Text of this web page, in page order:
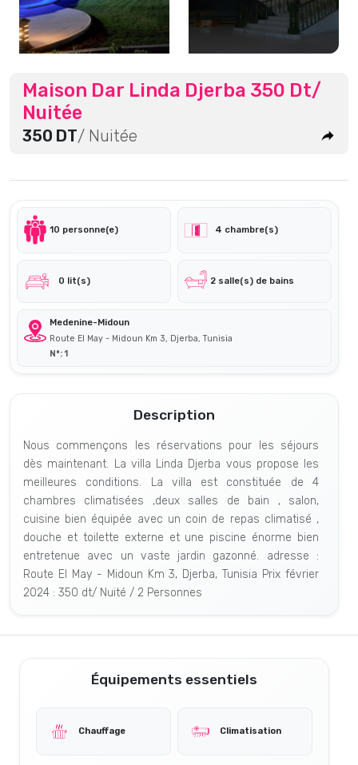
Maison Dar Linda Djerba 350 Dt/
Nuitée
350 DT/ Nuitée
10 personne(e) 4 chambre(s)
0 lit(s) 2 salle(s) de bains
Medenine-Midoun
Route El May - Midoun Km 3, Djerba, Tunisia
N°: 1
Description
Nous commençons les réservations pour les séjours
dès maintenant. La villa Linda Djerba vous propose les
meilleures conditions. La villa est constituée de 4
chambres climatisées ,deux salles de bain , salon,
cuisine bien équipée avec un coin de repas climatisé ,
douche et toilette externe et une piscine énorme bien
entretenue avec un vaste jardin gazonné. adresse :
Route El May - Midoun Km 3, Djerba, Tunisia Prix février
2024 : 350 dt/ Nuité / 2 Personnes
Équipements essentiels
Chauffage Climatisation